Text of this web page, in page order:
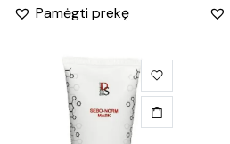
35.00 €.28.00 €.
Pamėgti prekę